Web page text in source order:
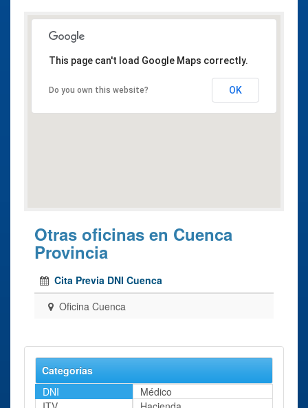
This page can't load Google Maps correctly.
Do you own this website? OK
Otras oficinas en Cuenca
Provincia
Cita Previa DNI Cuenca
Oficina Cuenca
Categorías
DNI
Médico